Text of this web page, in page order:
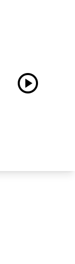
play_circle